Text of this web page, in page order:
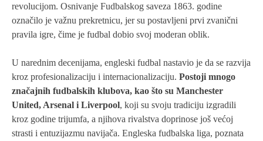
revolucijom. Osnivanje Fudbalskog saveza 1863. godine
označilo je važnu prekretnicu, jer su postavljeni prvi zvanični
pravila igre, čime je fudbal dobio svoj moderan oblik.
U narednim decenijama, engleski fudbal nastavio je da se razvija
kroz profesionalizaciju i internacionalizaciju. Postoji mnogo
značajnih fudbalskih klubova, kao što su Manchester
United, Arsenal i Liverpool, koji su svoju tradiciju izgradili
kroz godine trijumfa, a njihova rivalstva doprinose još većoj
strasti i entuzijazmu navijača. Engleska fudbalska liga, poznata